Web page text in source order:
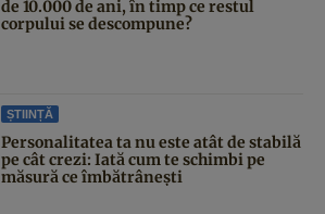
de 10.000 de ani, în timp ce restul
corpului se descompune?
ȘTIINȚĂ
Personalitatea ta nu este atât de stabilă
pe cât crezi: Iată cum te schimbi pe
măsură ce îmbătrânești